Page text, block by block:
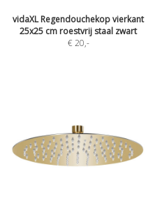
vidaXL Regendouchekop vierkant
25x25 cm roestvrij staal zwart
€ 20,-